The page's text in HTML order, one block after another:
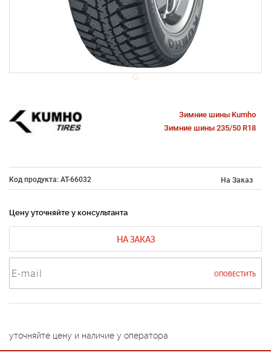
Зимние шины Kumho
Зимние шины 235/50 R18
Код продукта: AT-66032 На Заказ
Цену уточняйте у консультанта
НА ЗАКАЗ
ОПОВЕСТИТЬ
уточняйте цену и наличие у оператора